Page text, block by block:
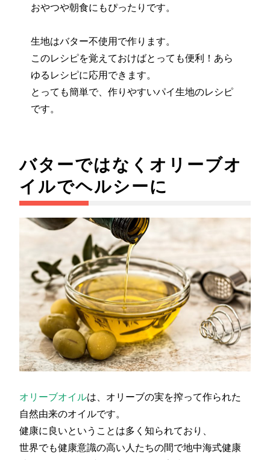
おやつや朝食にもぴったりです。
生地はバター不使用で作ります。
このレシピを覚えておけばとっても便利！あら
ゆるレシピに応用できます。
とっても簡単で、作りやすいパイ生地のレシピ
です。
バターではなくオリーブオ
イルでヘルシーに
オリーブオイルは、オリーブの実を搾って作られた
自然由来のオイルです。
健康に良いということは多く知られており、
世界でも健康意識の高い人たちの間で地中海式健康